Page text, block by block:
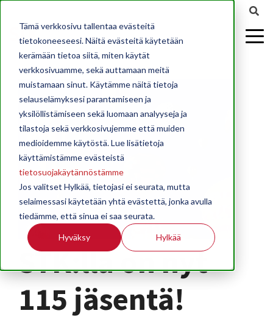
Tämä verkkosivu tallentaa evästeitä
tietokoneeseesi. Näitä evästeitä käytetään
kerämään tietoa siitä, miten käytät
verkkosivuamme, sekä auttamaan meitä
muistamaan sinut. Käytämme näitä tietoja
selauselämyksesi parantamiseen ja
yksilöllistämiseen sekä luomaan analyyseja ja
tilastoja sekä verkkosivujemme että muiden
medioidemme käytöstä. Lue lisätietoja
käyttämistämme evästeistä
tietosuojakäytännöstämme
Jos valitset Hylkää, tietojasi ei seurata, mutta
selaimessasi käytetään yhtä evästettä, jonka avulla
tiedämme, että sinua ei saa seurata.
Hyväksy Hylkää
STK:lla on nyt
115 jäsentä!